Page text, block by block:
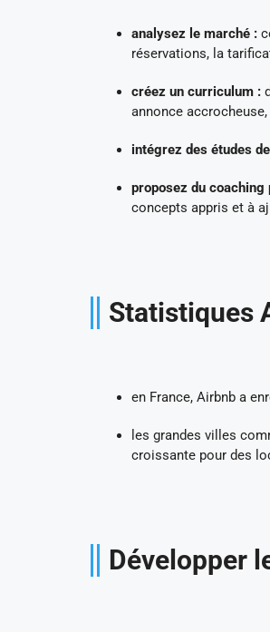
analysez le marché :
réservations, la
créez un curriculum :
annonce
intégrez des études
proposez du coaching
concepts appris et à
Statistiques
en France, Airbnb a
les grandes villes
croissante pour des
Développer